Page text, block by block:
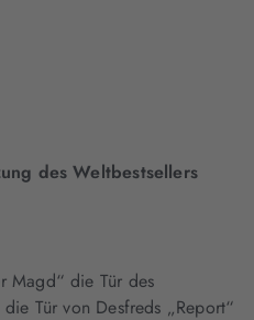
des Weltbestsellers
Magd“ die Tür des
Tür von Desfreds „Report“